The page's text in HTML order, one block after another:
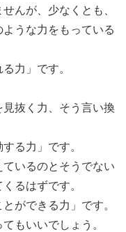
んが、少なくとも、
うな力をもっている
力」です。
抜く力、そう言い換
る力」です。
いるのとそうでない
るはずです。
ができる力」です。
もいいでしょう。